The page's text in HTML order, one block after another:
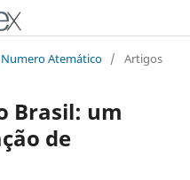
Numero Atemático / Artigos
Brasil: um
de